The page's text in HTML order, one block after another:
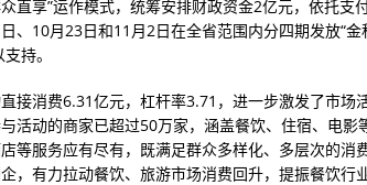
直享”运作模式，统筹安排财政资金2亿元，依托支
、10月23日和11月2日在全省范围内分四期发放“金
持。
接消费6.31亿元，杠杆率3.71，进一步激发了市场
活动的商家已超过50万家，涵盖餐饮、住宿、电影
等服务应有尽有，既满足群众多样化、多层次的消
，有力拉动餐饮、旅游市场消费回升，提振餐饮行业